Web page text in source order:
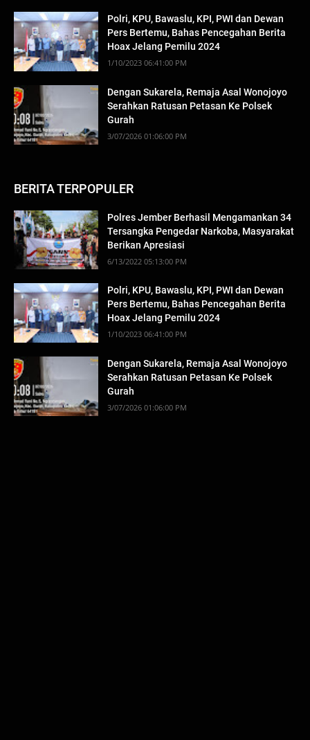
Polri, KPU, Bawaslu, KPI, PWI dan Dewan
Pers Bertemu, Bahas Pencegahan Berita
Hoax Jelang Pemilu 2024
1/10/2023 06:41:00 PM
Dengan Sukarela, Remaja Asal Wonojoyo
Serahkan Ratusan Petasan Ke Polsek
Gurah
3/07/2026 01:06:00 PM
BERITA TERPOPULER
Polres Jember Berhasil Mengamankan 34
Tersangka Pengedar Narkoba, Masyarakat
Berikan Apresiasi
6/13/2022 05:13:00 PM
Polri, KPU, Bawaslu, KPI, PWI dan Dewan
Pers Bertemu, Bahas Pencegahan Berita
Hoax Jelang Pemilu 2024
1/10/2023 06:41:00 PM
Dengan Sukarela, Remaja Asal Wonojoyo
Serahkan Ratusan Petasan Ke Polsek
Gurah
3/07/2026 01:06:00 PM